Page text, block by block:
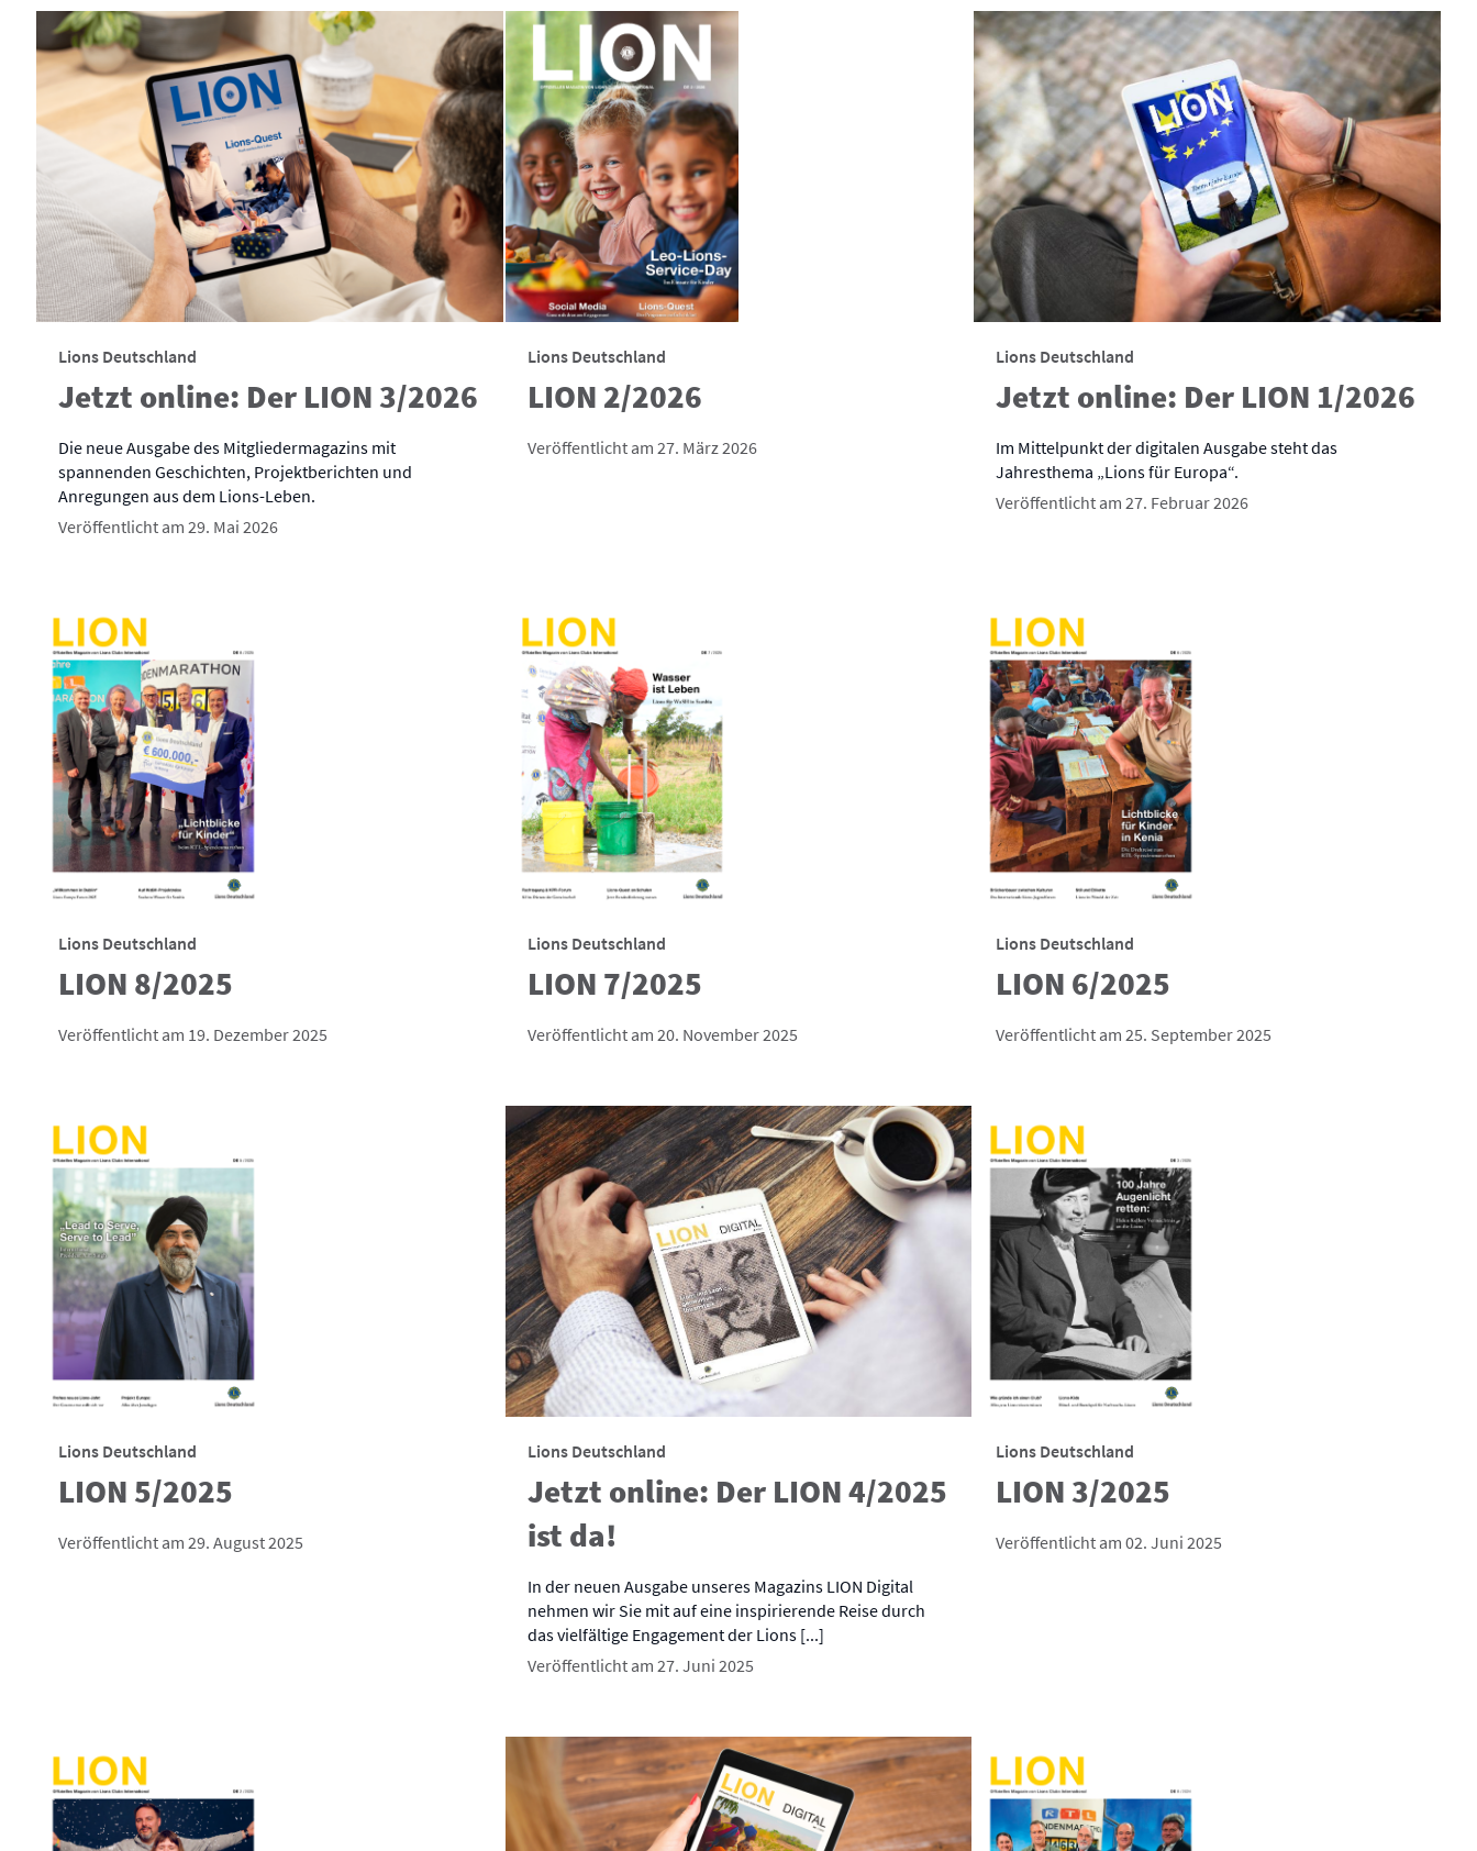
Lions Deutschland
Jetzt online: Der LION 3/2026
Die neue Ausgabe des Mitgliedermagazins mit
spannenden Geschichten, Projektberichten und
Anregungen aus dem Lions-Leben.
Veröffentlicht am 29. Mai 2026
Lions Deutschland
LION 2/2026
Veröffentlicht am 27. März 2026
Lions Deutschland
Jetzt online: Der LION 1/2026
Im Mittelpunkt der digitalen Ausgabe steht das
Jahresthema „Lions für Europa“.
Veröffentlicht am 27. Februar 2026
Lions Deutschland
LION 8/2025
Veröffentlicht am 19. Dezember 2025
Lions Deutschland
LION 7/2025
Veröffentlicht am 20. November 2025
Lions Deutschland
LION 6/2025
Veröffentlicht am 25. September 2025
Lions Deutschland
LION 5/2025
Veröffentlicht am 29. August 2025
Lions Deutschland
Jetzt online: Der LION 4/2025
ist da!
In der neuen Ausgabe unseres Magazins LION Digital
nehmen wir Sie mit auf eine inspirierende Reise durch
das vielfältige Engagement der Lions [...]
Veröffentlicht am 27. Juni 2025
Lions Deutschland
LION 3/2025
Veröffentlicht am 02. Juni 2025